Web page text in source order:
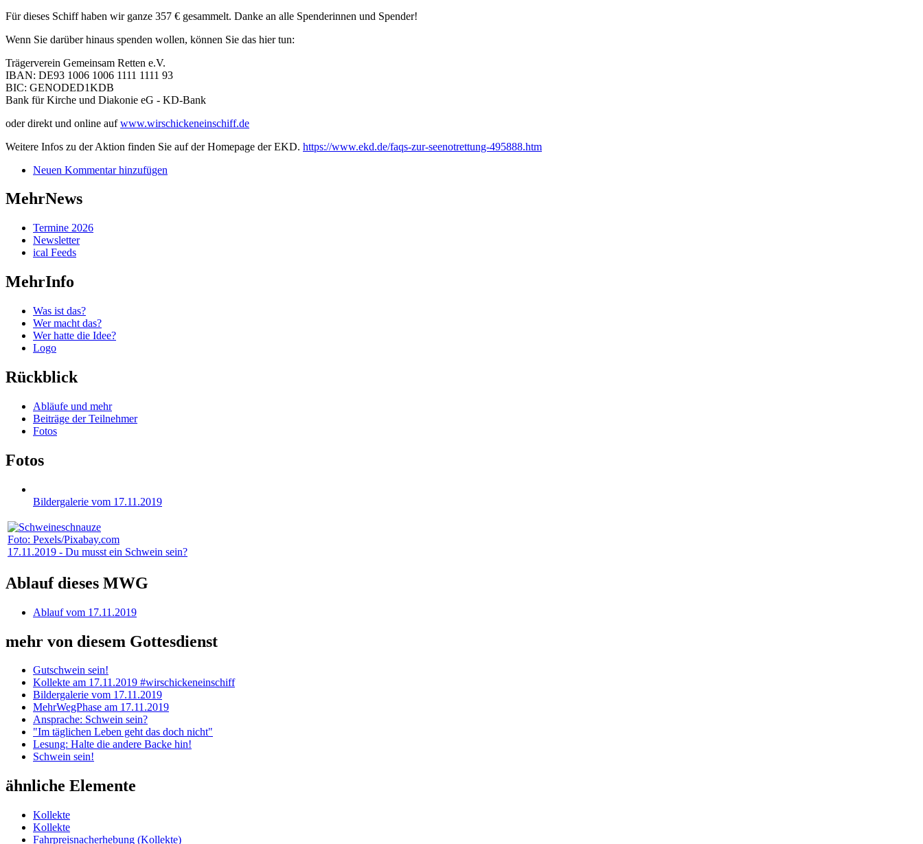
Für dieses Schiff haben wir ganze 357 € gesammelt. Danke an alle Spenderinnen und Spender!
Wenn Sie darüber hinaus spenden wollen, können Sie das hier tun:
Trägerverein Gemeinsam Retten e.V.
IBAN: DE93 1006 1006 1111 1111 93
BIC: GENODED1KDB
Bank für Kirche und Diakonie eG - KD-Bank
oder direkt und online aufwww.wirschickeneinschiff.de
Weitere Infos zu der Aktion finden Sie auf der Homepage der EKD. https://www.ekd.de/faqs-zur-seenotrettung-495888.htm
Neuen Kommentar hinzufügen
MehrNews
Termine 2026
Newsletter
ical Feeds
MehrInfo
Was ist das?
Wer macht das?
Wer hatte die Idee?
Logo
Rückblick
Abläufe und mehr
Beiträge der Teilnehmer
Fotos
Fotos
Bildergalerie vom 17.11.2019
Foto: Pexels/Pixabay.com
17.11.2019 - Du musst ein Schwein sein?
Ablauf dieses MWG
Ablauf vom 17.11.2019
mehr von diesem Gottesdienst
Gutschwein sein!
Kollekte am 17.11.2019 #wirschickeneinschiff
Bildergalerie vom 17.11.2019
MehrWegPhase am 17.11.2019
Ansprache: Schwein sein?
"Im täglichen Leben geht das doch nicht"
Lesung: Halte die andere Backe hin!
Schwein sein!
ähnliche Elemente
Kollekte
Kollekte
Fahrpreisnacherhebung (Kollekte)